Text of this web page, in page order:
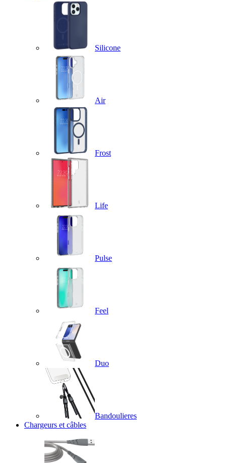
Silicone
Air
Frost
Life
Pulse
Feel
Duo
Bandoulieres
Chargeurs et câbles